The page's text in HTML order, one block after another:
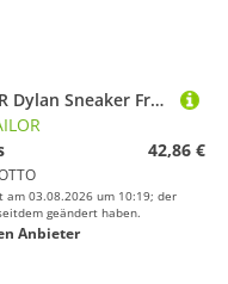
TOM TAILOR Dylan Sneaker Freizeitschuh, Halbschuh, Schnürschuh mit Kontrastbesatz an der Ferse
42,86 €
03.08.2026 um 10:19; der
geändert haben.
Anbieter